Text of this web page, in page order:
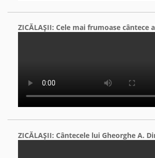
ZICĂLAŞII: Cele mai frumoase cântece
ZICĂLAŞII: Cântecele lui Gheorghe A.